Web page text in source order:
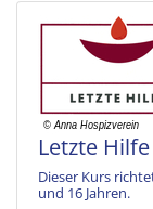
Letzte
Dieser Kurs
und 16 Jahren.